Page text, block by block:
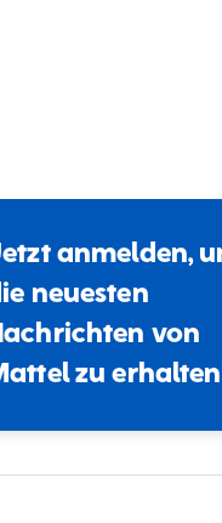
anmelden,
neuesten
von
zu